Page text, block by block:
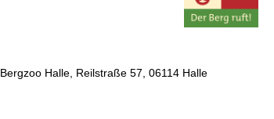
Bergzoo Halle, Reilstraße 57, 06114 Halle